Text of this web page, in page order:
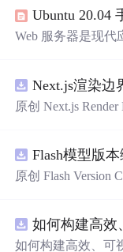
Web 服务器是现代
策略、配置文件分
abled）及权限模型
（如 MPM 事件模
原创 Next.js
入约定、规则参数
压缩包包含完整源
原创与授权声明。
或开源项目源码、
原创 Flash Version
复现合成示例、离
真实运行效果图、
如何构建高效
如何构建高效、可